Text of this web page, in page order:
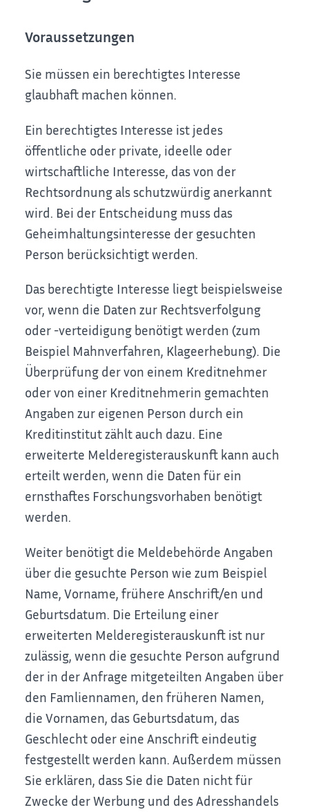
Voraussetzungen
Sie müssen ein berechtigtes Interesse
glaubhaft machen können.
Ein berechtigtes Interesse ist jedes
öffentliche oder private, ideelle oder
wirtschaftliche Interesse, das von der
Rechtsordnung als schutzwürdig anerkannt
wird. Bei der Entscheidung muss das
Geheimhaltungsinteresse der gesuchten
Person berücksichtigt werden.
Das berechtigte Interesse liegt beispielsweise
vor, wenn die Daten zur Rechtsverfolgung
oder -verteidigung benötigt werden (zum
Beispiel Mahnverfahren, Klageerhebung). Die
Überprüfung der von einem Kreditnehmer
oder von einer Kreditnehmerin gemachten
Angaben zur eigenen Person durch ein
Kreditinstitut zählt auch dazu. Eine
erweiterte Melderegisterauskunft kann auch
erteilt werden, wenn die Daten für ein
ernsthaftes Forschungsvorhaben benötigt
werden.
Weiter benötigt die Meldebehörde Angaben
über die gesuchte Person wie zum Beispiel
Name, Vorname, frühere Anschrift/en und
Geburtsdatum. Die Erteilung einer
erweiterten Melderegisterauskunft ist nur
zulässig, wenn die gesuchte Person aufgrund
der in der Anfrage mitgeteilten Angaben über
den Famliennamen, den früheren Namen,
die Vornamen, das Geburtsdatum, das
Geschlecht oder eine Anschrift eindeutig
festgestellt werden kann. Außerdem müssen
Sie erklären, dass Sie die Daten nicht für
Zwecke der Werbung und des Adresshandels